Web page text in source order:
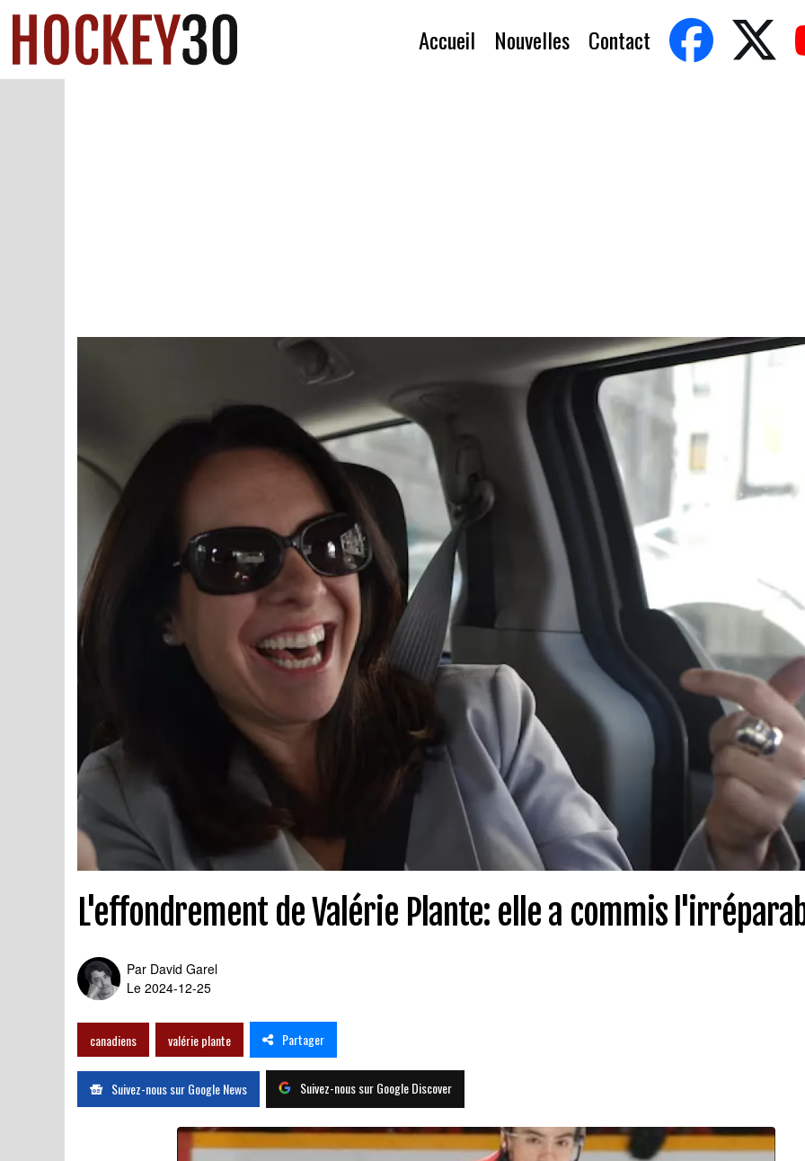
Accueil Nouvelles Contact
L'effondrement de Valérie Plante: elle a commis
Par David Garel
Le 2024-12-25
canadiens valérie plante Partager
Suivez-nous sur Google News Suivez-nous sur Google Discover